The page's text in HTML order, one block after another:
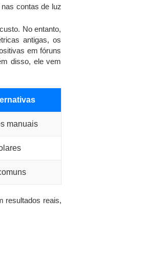
contas de luz
No entanto,
antigas, os
em fóruns
disso, ele vem
manuais
resultados reais,